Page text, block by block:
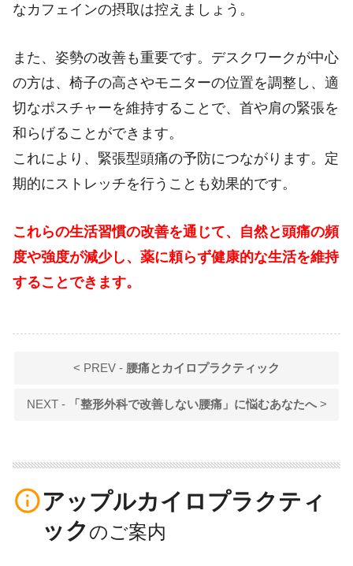
なカフェインの摂取は控えましょう。
また、姿勢の改善も重要です。デスクワークが中心
の方は、椅子の高さやモニターの位置を調整し、適
切なポスチャーを維持することで、首や肩の緊張を
和らげることができます。
これにより、緊張型頭痛の予防につながります。定
期的にストレッチを行うことも効果的です。
これらの生活習慣の改善を通じて、自然と頭痛の頻
度や強度が減少し、薬に頼らず健康的な生活を維持
することできます。
< PREV - 腰痛とカイロプラクティック
NEXT - 「整形外科で改善しない腰痛」に悩むあなたへ>
info_outlineアップルカイロプラクティ
ック